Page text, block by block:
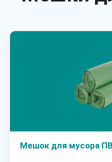
Мешок для мусора